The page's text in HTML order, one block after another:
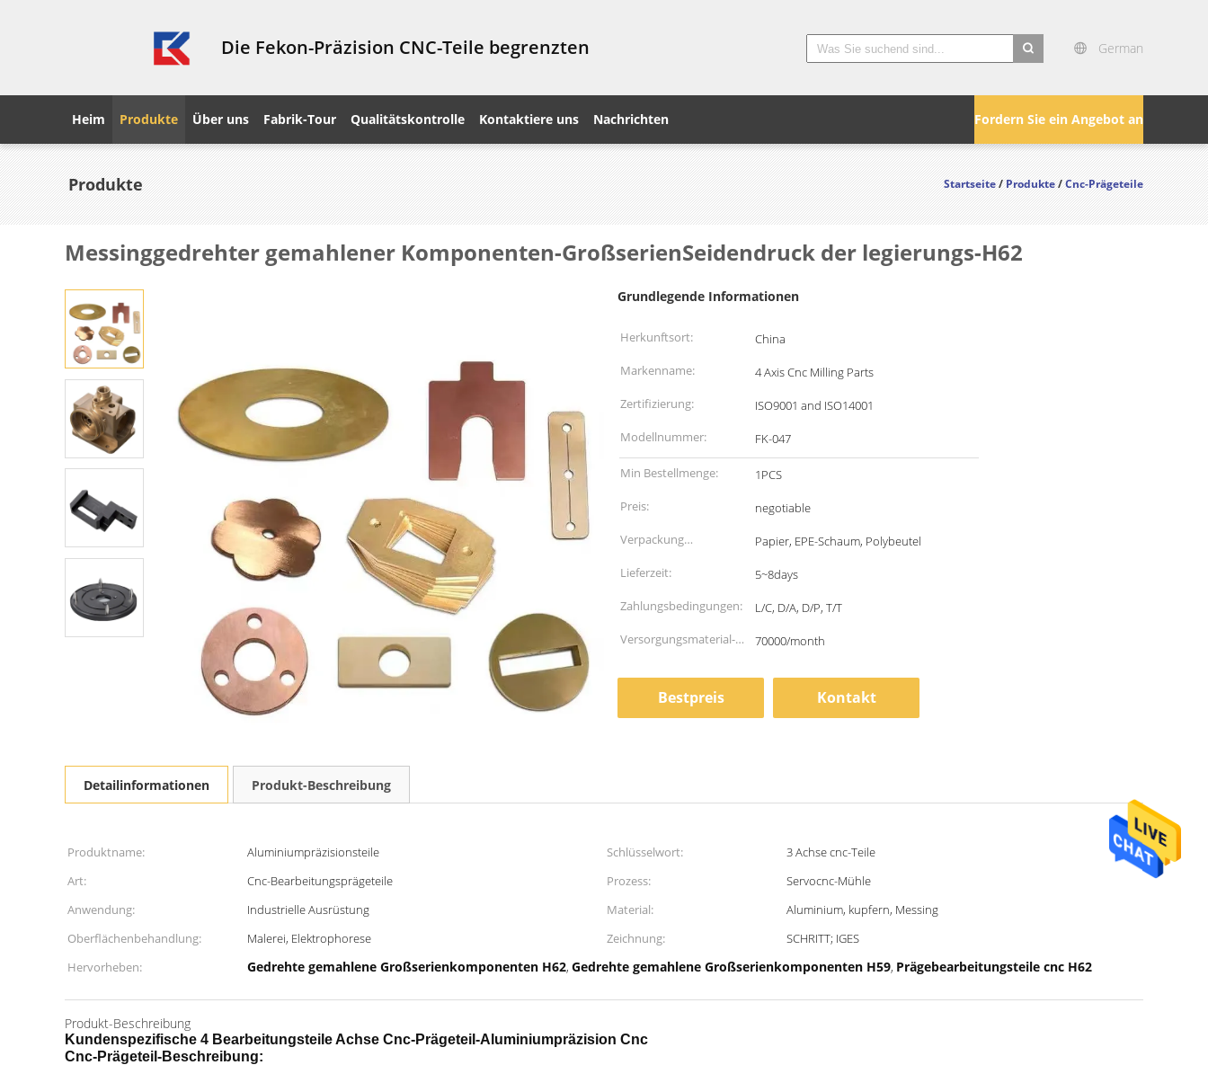
Die Fekon-Präzision CNC-Teile begrenzten German
Fordern Sie ein Angebot an
Heim Produkte Über uns Fabrik-Tour Qualitätskontrolle Kontaktiere uns Nachrichten
Produkte Startseite/Produkte/Cnc-Prägeteile
Messinggedrehter gemahlener Komponenten-GroßserienSeidendruck der legierungs-H62
Grundlegende Informationen
Herkunftsort:
China
Markenname:
4 Axis Cnc Milling Parts
Zertifizierung:
ISO9001 and ISO14001
Modellnummer:
FK-047
Min Bestellmenge:
1PCS
Preis:
negotiable
Verpackung
Informationen:
Papier, EPE-Schaum, Polybeutel
Lieferzeit:
5~8days
Zahlungsbedingungen:
L/C, D/A, D/P, T/T
Versorgungsmaterial-
70000/month
Bestpreis Kontakt
Detailinformationen Produkt-Beschreibung
Produktname: Aluminiumpräzisionsteile Schlüsselwort:
3 Achse cnc-Teile
Art:
Cnc-Bearbeitungsprägeteile Prozess:
Servocnc-Mühle
Anwendung:
Industrielle Ausrüstung Material:
Aluminium, kupfern, Messing
Oberflächenbehandlung:
Malerei, Elektrophorese Zeichnung:
SCHRITT; IGES
Hervorheben:
Gedrehte gemahlene Großserienkomponenten H62, Gedrehte gemahlene Großserienkomponenten H59, Prägebearbeitungsteile cnc H62
Produkt-Beschreibung
Kundenspezifische 4 Bearbeitungsteile Achse Cnc-Prägeteil-Aluminiumpräzision Cnc
Cnc-Prägeteil-Beschreibung: